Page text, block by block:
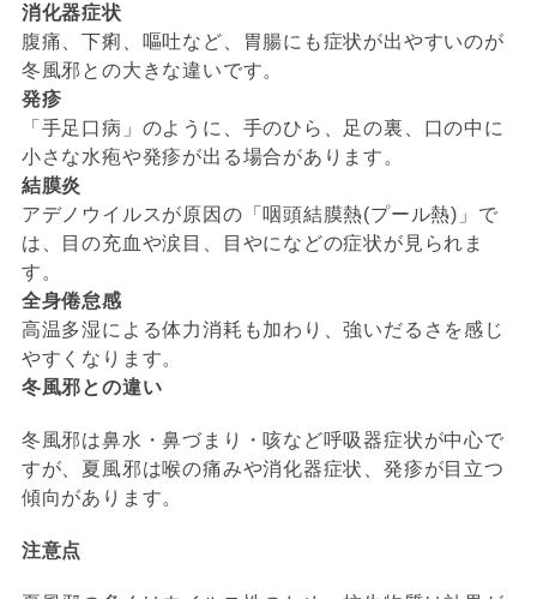
消化器症状
腹痛、下痢、嘔吐など、胃腸にも症状が出やすいのが
冬風邪との大きな違いです。
発疹
「手足口病」のように、手のひら、足の裏、口の中に
小さな水疱や発疹が出る場合があります。
結膜炎
アデノウイルスが原因の「咽頭結膜熱(プール熱)」で
は、目の充血や涙目、目やになどの症状が見られま
す。
全身倦怠感
高温多湿による体力消耗も加わり、強いだるさを感じ
やすくなります。
冬風邪との違い
冬風邪は鼻水・鼻づまり・咳など呼吸器症状が中心で
すが、夏風邪は喉の痛みや消化器症状、発疹が目立つ
傾向があります。
注意点